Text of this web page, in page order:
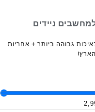
ניידים
גבוהה ביותר + אחריות